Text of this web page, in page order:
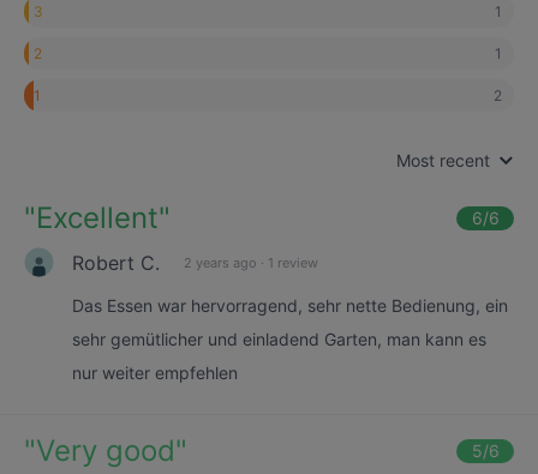
3 1
2 1
1 2
Most recent
"Excellent" 6/6
Robert C. 2 years ago · 1 review
Das Essen war hervorragend, sehr nette Bedienung, ein
sehr gemütlicher und einladend Garten, man kann es
nur weiter empfehlen
"Very good" 5/6